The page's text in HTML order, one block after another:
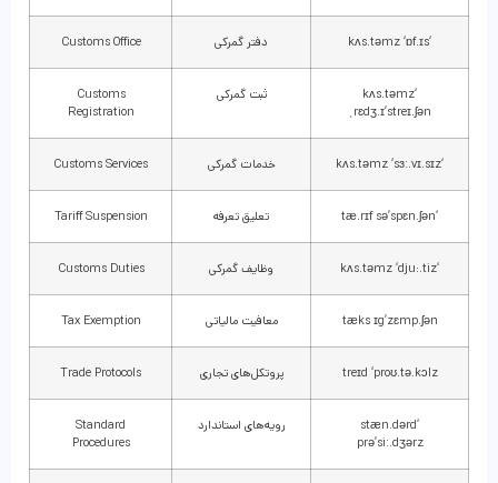
‘kʌs.təmz ‘ɒf.ɪs دفتر گمرکی Customs Office
‘kʌs.təmz
ˌrɛdʒ.ɪ’streɪ.ʃən
ثبت گمرکی
Customs
Registration
‘kʌs.təmz ‘sɜː.vɪ.sɪz خدمات گمرکی Customs Services
‘tæ.rɪf sə’spɛn.ʃən تعلیق تعرفه Tariff Suspension
‘kʌs.təmz ‘dju:.tiz وظایف گمرکی Customs Duties
tæks ɪg’zɛmp.ʃən معافیت مالیاتی Tax Exemption
treɪd ‘proʊ.tə.kɔlz پروتکل‌های تجاری Trade Protocols
‘stæn.dərd
prə’siː.dʒərz
رویه‌های استاندارد
Standard
Procedures